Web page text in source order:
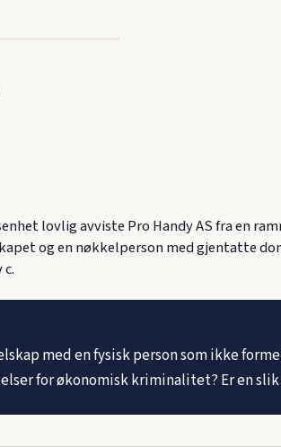
lovlig avviste Pro Handy AS fra en
og en nøkkelperson med gjentatte
med en fysisk person som ikke
for økonomisk kriminalitet? Er en